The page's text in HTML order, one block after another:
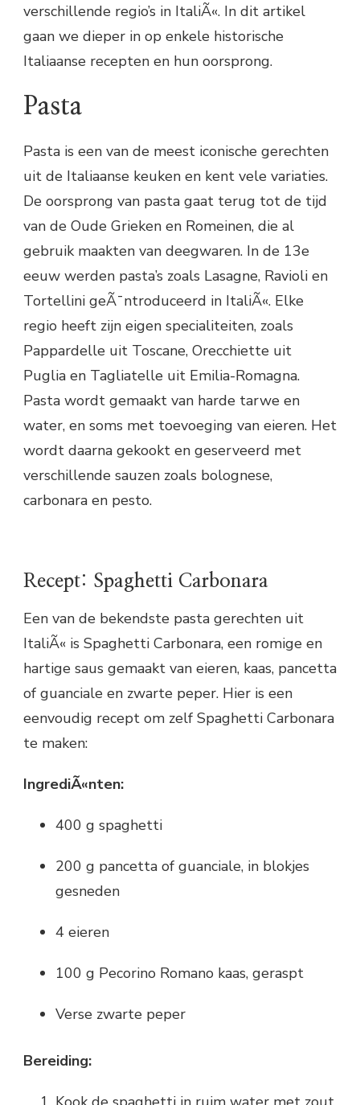
verschillende regio’s in ItaliÃ«. In dit artikel
gaan we dieper in op enkele historische
Italiaanse recepten en hun oorsprong.
Pasta
Pasta is een van de meest iconische gerechten
uit de Italiaanse keuken en kent vele variaties.
De oorsprong van pasta gaat terug tot de tijd
van de Oude Grieken en Romeinen, die al
gebruik maakten van deegwaren. In de 13e
eeuw werden pasta’s zoals Lasagne, Ravioli en
Tortellini geÃ¯ntroduceerd in ItaliÃ«. Elke
regio heeft zijn eigen specialiteiten, zoals
Pappardelle uit Toscane, Orecchiette uit
Puglia en Tagliatelle uit Emilia-Romagna.
Pasta wordt gemaakt van harde tarwe en
water, en soms met toevoeging van eieren. Het
wordt daarna gekookt en geserveerd met
verschillende sauzen zoals bolognese,
carbonara en pesto.
Recept: Spaghetti Carbonara
Een van de bekendste pasta gerechten uit
ItaliÃ« is Spaghetti Carbonara, een romige en
hartige saus gemaakt van eieren, kaas, pancetta
of guanciale en zwarte peper. Hier is een
eenvoudig recept om zelf Spaghetti Carbonara
te maken:
IngrediÃ«nten:
400 g spaghetti
200 g pancetta of guanciale, in blokjes
gesneden
4 eieren
100 g Pecorino Romano kaas, geraspt
Verse zwarte peper
Bereiding: